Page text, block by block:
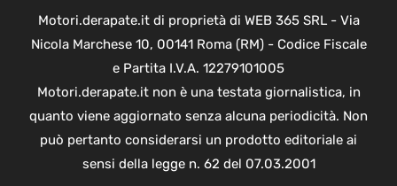
Motori.derapate.it di proprietà di WEB 365 SRL - Via
Nicola Marchese 10, 00141 Roma (RM) - Codice Fiscale
e Partita I.V.A. 12279101005
Motori.derapate.it non è una testata giornalistica, in
quanto viene aggiornato senza alcuna periodicità. Non
può pertanto considerarsi un prodotto editoriale ai
sensi della legge n. 62 del 07.03.2001